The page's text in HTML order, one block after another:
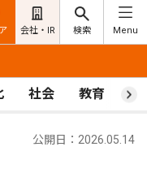
会社・IR 検索 Menu
社会 教育 ス
公開日：2026.05.14